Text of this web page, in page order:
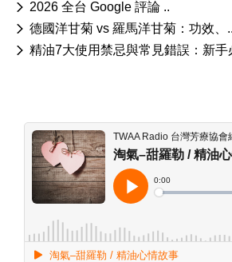
2026 全台 Google 評論 ..
德國洋甘菊 vs 羅馬洋甘菊：功效、..
精油7大使用禁忌與常見錯誤：新手